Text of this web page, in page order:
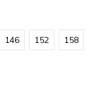
146 152 158